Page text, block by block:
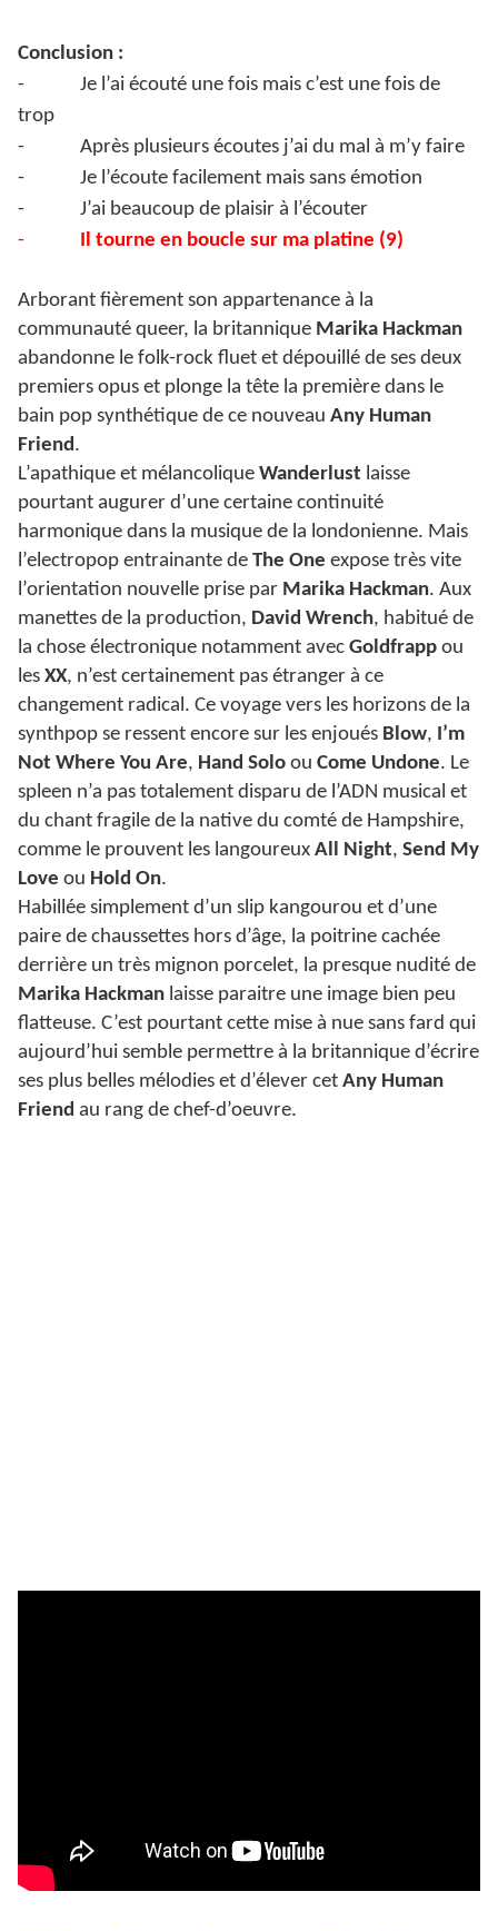
Conclusion :
-
Je l’ai écouté une fois mais c’est une fois de
trop
-
Après plusieurs écoutes j’ai du mal à m’y faire
-
Je l’écoute facilement mais sans émotion
-
J’ai beaucoup de plaisir à l’écouter
-
Il tourne en boucle sur ma platine (9)
Arborant fièrement son appartenance à la
communauté queer, la britannique Marika Hackman
abandonne le folk-rock fluet et dépouillé de ses deux
premiers opus et plonge la tête la première dans le
bain pop synthétique de ce nouveau Any Human
Friend.
L’apathique et mélancolique Wanderlust laisse
pourtant augurer d’une certaine continuité
harmonique dans la musique de la londonienne. Mais
l’electropop entrainante de The One expose très vite
l’orientation nouvelle prise par Marika Hackman. Aux
manettes de la production, David Wrench, habitué de
la chose électronique notamment avec Goldfrapp ou
les XX, n’est certainement pas étranger à ce
changement radical. Ce voyage vers les horizons de la
synthpop se ressent encore sur les enjoués Blow, I’m
Not Where You Are, Hand Solo ou Come Undone. Le
spleen n’a pas totalement disparu de l’ADN musical et
du chant fragile de la native du comté de Hampshire,
comme le prouvent les langoureux All Night, Send My
Love ou Hold On.
Habillée simplement d’un slip kangourou et d’une
paire de chaussettes hors d’âge, la poitrine cachée
derrière un très mignon porcelet, la presque nudité de
Marika Hackman laisse paraitre une image bien peu
flatteuse. C’est pourtant cette mise à nue sans fard qui
aujourd’hui semble permettre à la britannique d’écrire
ses plus belles mélodies et d’élever cet Any Human
Friend au rang de chef-d’oeuvre.